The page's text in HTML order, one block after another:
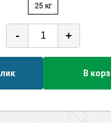
25 кг
- +
В